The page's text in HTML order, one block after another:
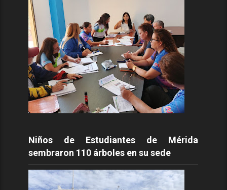
Niños de Estudiantes de Mérida
sembraron 110 árboles en su sede